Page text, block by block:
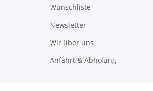
Wunschliste
Newsletter
Wir über uns
Anfahrt & Abholung